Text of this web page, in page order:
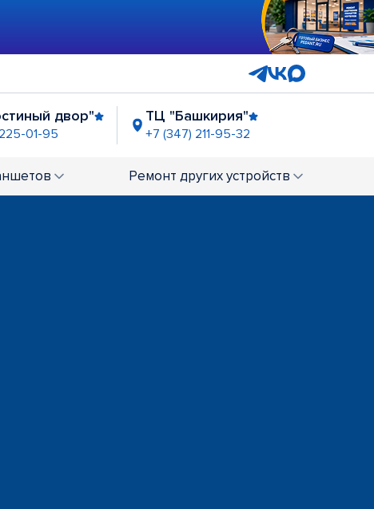
двор"
01-95
ТЦ "Башкирия"
+7 (347) 211-95-32
Ремонт других устройств